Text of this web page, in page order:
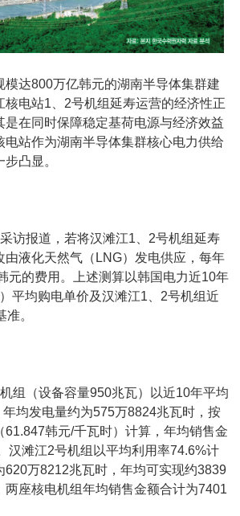
模达800万亿韩元的湖南半导体集群建
核电站1、2号机组延寿运营的经济性正
是在同时保障稳定基荷电源与经济效益
电站作为湖南半导体集群核心电力供给
凸显。
访报道，若将汉滩江1、2号机组延寿
由液化天然气（LNG）发电供应，每年
元的费用。上述测算以韩国电力近10年
平均购电单价及汉滩江1、2号机组近
。
组（设备容量950兆瓦）以近10年平均
均发电量约为575万8824兆瓦时，按
61.847韩元/千瓦时）计算，年均销售金
汉滩江2号机组以平均利用率74.6%计
620万8212兆瓦时，年均可实现约3839
两座核电机组年均销售金额合计为7401